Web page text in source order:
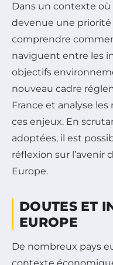
Dans un contexte où
devenue une priorité
comprendre
naviguent entre les
objectifs
nouveau cadre
France et analyse les
ces enjeux. En
adoptées, il est
réflexion sur l’avenir
Europe.
DOUTES ET
EUROPE
De nombreux pays